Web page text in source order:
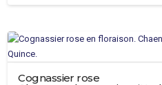
Cognassier rose